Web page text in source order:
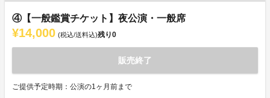
④【一般鑑賞チケット】夜公演・一般席
¥14,000 (税込/送料込)残り0
販売終了
ご提供予定時期：公演の1ヶ月前まで